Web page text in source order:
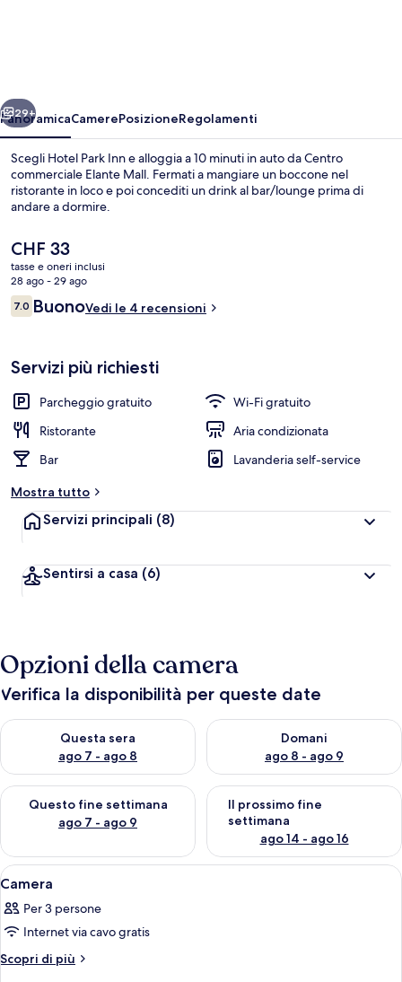
Interni
Avanti
29+
PanoramicaCamerePosizioneRegolamenti
Scegli Hotel Park Inn e alloggia a 10 minuti in auto da Centro
commerciale Elante Mall. Fermati a mangiare un boccone nel
ristorante in loco e poi concediti un drink al bar/lounge prima di
andare a dormire.
Il
prezzo
attuale
è
CHF 33
CHF 33
tasse e oneri inclusi
28 ago - 29 ago
Recensioni
7.07.0 su 10
BuonoVedi le 4 recensioni
Servizi più richiesti
Parcheggio gratuito
Wi-Fi gratuito
Ristorante
Aria condizionata
Bar
Lavanderia self-service
Mostra tutto
Servizi principali (8)
Sentirsi a casa (6)
Opzioni della camera
Verifica la disponibilità per queste date
Questa sera
ago 7 - ago 8
Verifica la disponibilità per questa sera, ago 7 - ago 8
Domani
ago 8 - ago 9
Verifica la disponibilità per
Questo fine settimana
ago 7 - ago 9
Verifica la disponibilità per questo fine settimana, ago 7 - ago
Il prossimo fine
settimana
ago 14 - ago 16
Verifica la disponibilità per il
Apri
tutte
le
foto
per
Una camera d'albergo con un letto
17
Camera
Per 3 persone
Internet via cavo gratis
Scopri di più
Altri